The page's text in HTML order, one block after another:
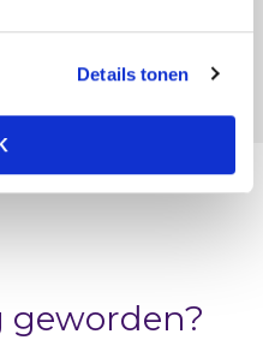
Details tonen
overzicht
geworden?